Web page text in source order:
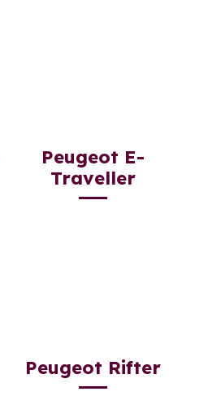
Peugeot E-
Traveller
Peugeot Rifter